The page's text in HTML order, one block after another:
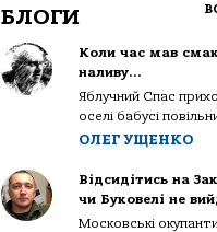
БЛОГИ
Коли час мав
наливу…
Яблучний Спас
оселі бабусі
ОЛЕГ УЩЕНКО
Відсидітись на
чи Буковелі не
Московські